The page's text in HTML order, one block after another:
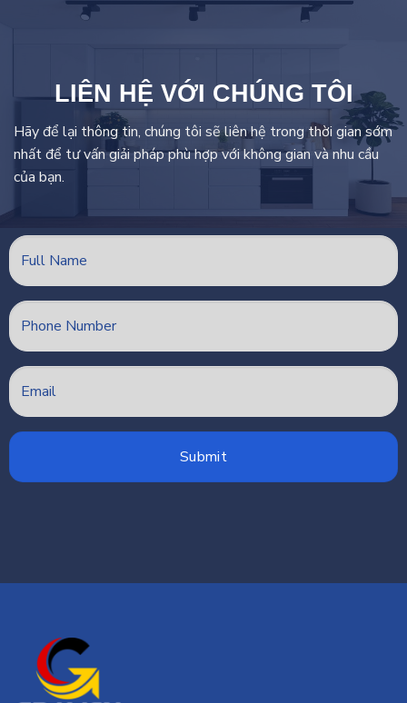
LIÊN HỆ VỚI CHÚNG TÔI
Hãy để lại thông tin, chúng tôi sẽ liên hệ trong thời gian sớm
nhất để tư vấn giải pháp phù hợp với không gian và nhu cầu
của bạn.